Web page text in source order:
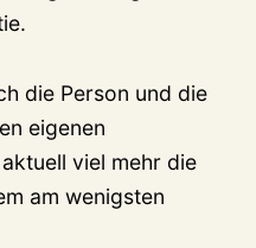
die Person und die
eigenen
viel mehr die
am wenigsten